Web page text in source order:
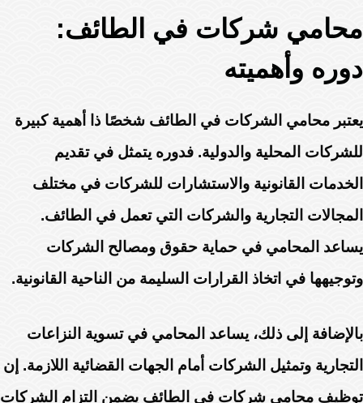
محامي شركات في الطائف:
دوره وأهميته
يعتبر محامي الشركات في الطائف شخصًا ذا أهمية كبيرة
للشركات المحلية والدولية. فدوره يتمثل في تقديم
الخدمات القانونية والاستشارات للشركات في مختلف
المجالات التجارية والشركات التي تعمل في الطائف.
يساعد المحامي في حماية حقوق ومصالح الشركات
وتوجيهها في اتخاذ القرارات السليمة من الناحية القانونية.
بالإضافة إلى ذلك، يساعد المحامي في تسوية النزاعات
التجارية وتمثيل الشركات أمام الجهات القضائية اللازمة. إن
توظيف محامي شركات في الطائف يضمن التزام الشركات